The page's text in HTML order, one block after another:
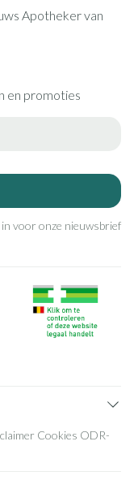
Apotheker van
en promoties
voor onze nieuwsbrief
Cookies ODR-